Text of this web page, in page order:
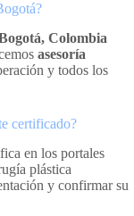
Colombia
asesoría
y todos los
certificado?
en los portales
plástica
y confirmar su